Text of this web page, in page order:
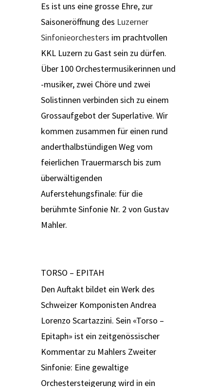
Es ist uns eine grosse Ehre, zur
Saisoneröffnung des Luzerner
Sinfonieorchesters im prachtvollen
KKL Luzern zu Gast sein zu dürfen.
Über 100 Orchestermusikerinnen und
-musiker, zwei Chöre und zwei
Solistinnen verbinden sich zu einem
Grossaufgebot der Superlative. Wir
kommen zusammen für einen rund
anderthalbstündigen Weg vom
feierlichen Trauermarsch bis zum
überwältigenden
Auferstehungsfinale: für die
berühmte Sinfonie Nr. 2 von Gustav
Mahler.
TORSO – EPITAH
Den Auftakt bildet ein Werk des
Schweizer Komponisten Andrea
Lorenzo Scartazzini. Sein «Torso –
Epitaph» ist ein zeitgenössischer
Kommentar zu Mahlers Zweiter
Sinfonie: Eine gewaltige
Orchestersteigerung wird in ein